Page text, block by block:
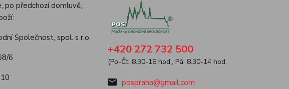
po předchozí domluvě,
Společnost, spol. s r.o.
6
+420 272 732 500
(Po-Čt: 8.30-16 hod., Pá: 8.30-14 hod.
pospraha@gmail.com